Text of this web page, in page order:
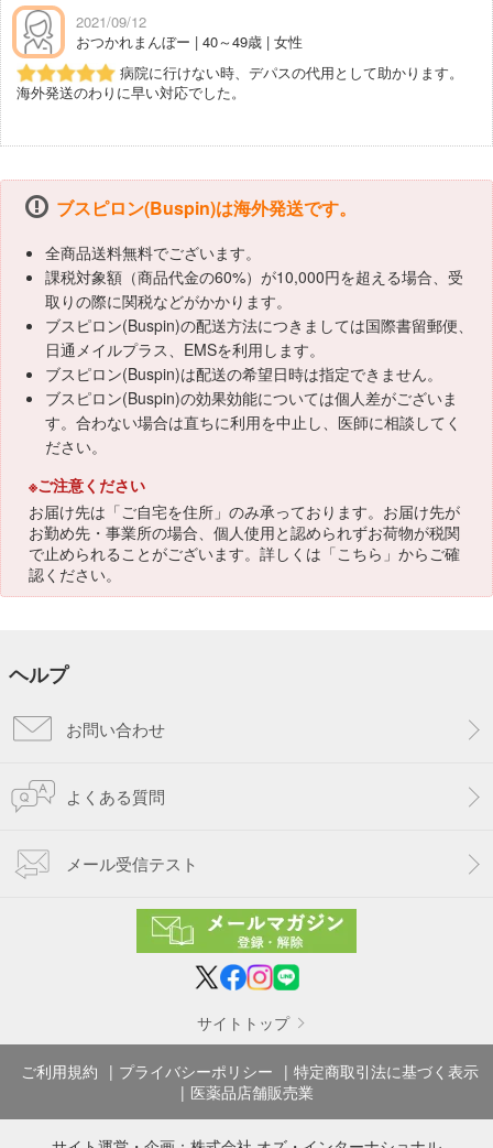
2021/09/12
おつかれまんぼー | 40～49歳 | 女性
病院に行けない時、デパスの代用として助かります。
海外発送のわりに早い対応でした。
ブスピロン(Buspin)は海外発送です。
全商品送料無料でございます。
課税対象額（商品代金の60%）が10,000円を超える場合、受
取りの際に関税などがかかります。
ブスピロン(Buspin)の配送方法につきましては国際書留郵便、
日通メイルプラス、EMSを利用します。
ブスピロン(Buspin)は配送の希望日時は指定できません。
ブスピロン(Buspin)の効果効能については個人差がございま
す。合わない場合は直ちに利用を中止し、医師に相談してく
ださい。
※ご注意ください
お届け先は「ご自宅を住所」のみ承っております。お届け先が
お勤め先・事業所の場合、個人使用と認められずお荷物が税関
で止められることがございます。詳しくは「こちら 」からご確
認ください。
ヘルプ
お問い合わせ
よくある質問
メール受信テスト
サイトトップ
ご利用規約 プライバシーポリシー
特定商取引法に基づく表示
医薬品店舗販売業